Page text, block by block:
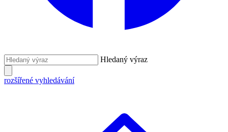
Hledaný výraz
rozšířené vyhledávání